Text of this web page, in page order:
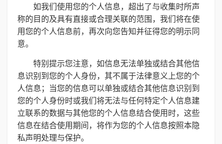
如我们使用您的个人信息，超出了与收集时所声
称的目的及具有直接或合理关联的范围，我们将在使
用您的个人信息前，再次向您告知并征得您的明示同
意。
特别提示您注意，如信息无法单独或结合其他信
息识别到您的个人身份，其不属于法律意义上您的个
人信息；当您的信息可以单独或结合其他信息识别到
您的个人身份时或我们将无法与任何特定个人信息建
立联系的数据与其他您的个人信息结合使用时，这些
信息在结合使用期间，将作为您的个人信息按照本隐
私声明处理与保护。